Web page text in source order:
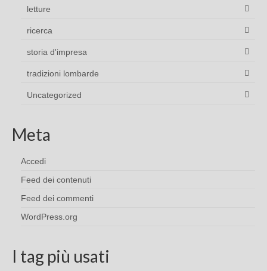
letture
ricerca
storia d'impresa
tradizioni lombarde
Uncategorized
Meta
Accedi
Feed dei contenuti
Feed dei commenti
WordPress.org
I tag più usati